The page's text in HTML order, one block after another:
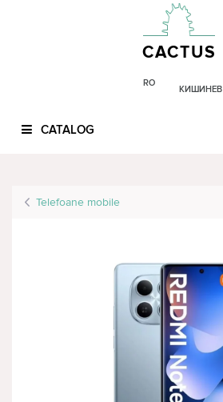
CACTUS
RO
КИШИНЕВ
CATALOG
Telefoane mobile